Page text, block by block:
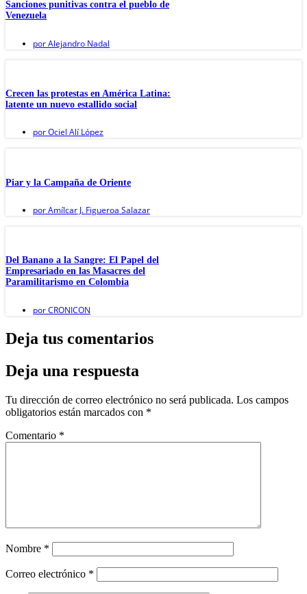
Sanciones punitivas contra el pueblo de
Venezuela
porAlejandro Nadal
Crecen las protestas en América Latina:
latente un nuevo estallido social
porOciel Alí López
Piar y la Campaña de Oriente
porAmílcar J. Figueroa Salazar
Del Banano a la Sangre: El Papel del
Empresariado en las Masacres del
Paramilitarismo en Colombia
porCRONICON
Deja tus comentarios
Deja una respuesta
Tu dirección de correo electrónico no será publicada. Los campos
obligatorios están marcados con *
Comentario *
Nombre *
Correo electrónico *